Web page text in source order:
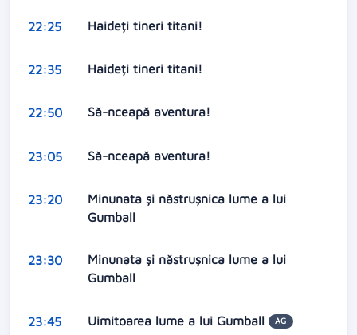
22:25 Haideți tineri titani!
22:35 Haideți tineri titani!
22:50 Să-nceapă aventura!
23:05 Să-nceapă aventura!
23:20
Minunata și năstrușnica lume a lui
Gumball
23:30
Minunata și năstrușnica lume a lui
Gumball
23:45 Uimitoarea lume a lui Gumball AG